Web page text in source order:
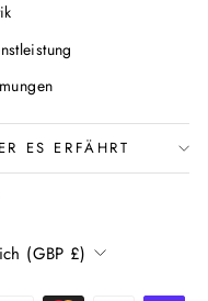
ES ERFÄHRT
(GBP £)